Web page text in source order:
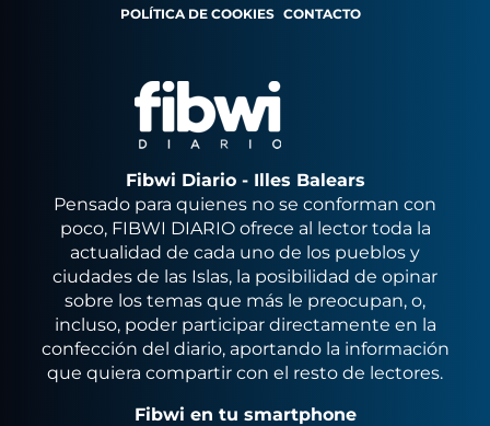
POLÍTICA DE COOKIES CONTACTO
Fibwi Diario - Illes Balears
Pensado para quienes no se conforman con
poco, FIBWI DIARIO ofrece al lector toda la
actualidad de cada uno de los pueblos y
ciudades de las Islas, la posibilidad de opinar
sobre los temas que más le preocupan, o,
incluso, poder participar directamente en la
confección del diario, aportando la información
que quiera compartir con el resto de lectores.
Fibwi en tu smartphone